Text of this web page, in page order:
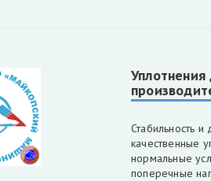
Стабильность и
качественные
нормальные
поперечные